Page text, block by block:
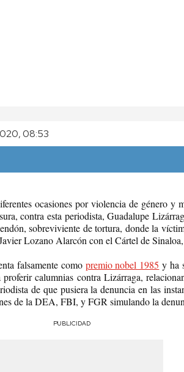
08:53
ocasiones por violencia de género y
contra esta periodista, Guadalupe
sobreviviente de tortura, donde la
Lozano Alarcón con el Cártel de
falsamente como premio nobel 1985 y ha
calumnias contra Lizárraga,
de que pusiera la denuncia en las
de la DEA, FBI, y FGR simulando la
PUBLICIDAD